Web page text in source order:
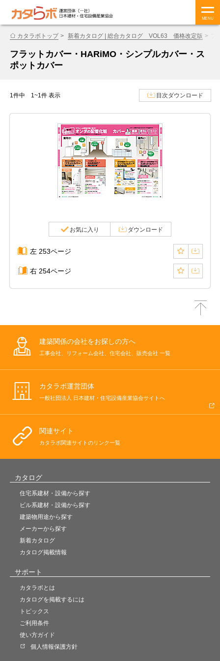
MENU
カタラボトップ 新着カタログ | 総合カタログ VOL63 価格改定版
フラットカバー・HARiMO・シンプルカバー・ス
ポットカバー
1件中 1~1件 表示 目次ダウンロード
お気に入り ダウンロード
左 253ページ
右 254ページ
建築関係の会社をお探しの方へ
工事会社、リフォーム会社、住宅会社、販売会社 一覧
カタラボ運営団体
一般社団法人 日本建材・住宅設備産業協会サイトへ
関連サイト
カタラボ関連サイトのリンク一覧
カタログ
住宅系建材・設備から探す
ビル系建材・設備から探す
建築物用途から探す
メーカーから探す
新着カタログ
カタログ掲載情報
サポート
カタラボとは
カタログを掲載するには
トピックス
ご利用条件
使い方ガイド
個人情報保護方針